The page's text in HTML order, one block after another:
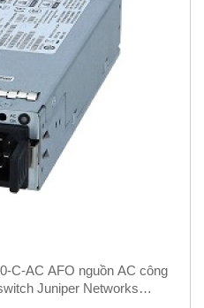
C-AC AFO nguồn AC công
Juniper Networks